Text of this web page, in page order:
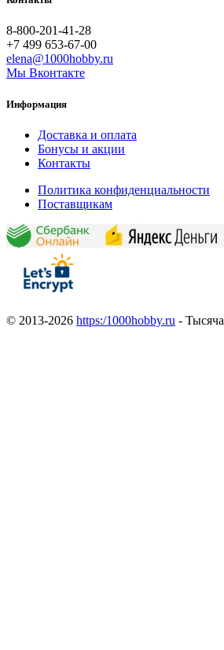
8-800-201-41-28
+7 499 653-67-00
elena@1000hobby.ru
Мы Вконтакте
Информация
Доставка и оплата
Бонусы и акции
Контакты
Политика конфиденциальности
Поставщикам
© 2013-2026 https:/1000hobby.ru -